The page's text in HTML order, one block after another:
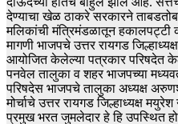
देण्याचा खेळ ठाकरे सरकारने
मलिकांची मंत्रिमंडळातून हकालपट्टी
मागणी भाजपचे उत्तर रायगड
आयोजित केलेल्या पत्रकार परिषदेत
पनवेल तालुका व शहर भाजपच्या
परिषदेस भाजपचे तालुका अध्यक्ष
मोर्चाचे उत्तर रायगड जिल्हाध्यक्ष
प्रमुख भरत जुमलेदार हे हि उपस्थित